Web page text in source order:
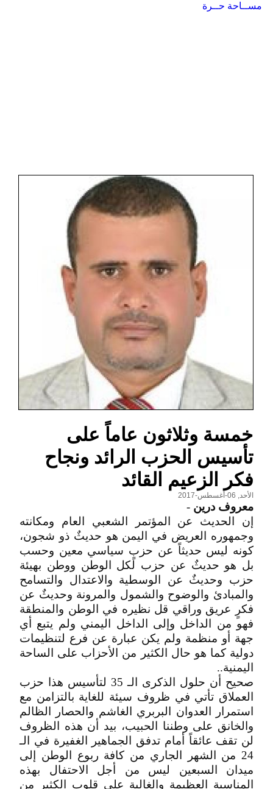
مســاحة حــرة
خمسة وثلاثون عاماً على
تأسيس الحزب الرائد ونجاح
فكر الزعيم القائد
الأحد, 06-أغسطس-2017
معروف درين -
إن الحديث عن المؤتمر الشعبي العام ومكانته
وجمهوره العريض في اليمن هو حديثٌ ذو شجون،
كونه ليس حديثاً عن حزبٍ سياسي معين وحسب
بل هو حديثٌ عن حزب لكل الوطن ووطن بهيئة
حزب وحديثٌ عن الوسطية والاعتدال والتسامح
والمبادئ والوضوح والشمول والمرونة وحديثٌ عن
فكرٍ عريق وراقي قل نظيره في الوطن والمنطقة
فهو من الداخل وإلى الداخل اليمني ولم يتبع أي
جهة أو منظمة ولم يكن عبارة عن فرع لتنظيمات
دولية كما هو حال الكثير من الأحزاب على الساحة
اليمنية..
صحيح أن حلول الذكرى الـ 35 لتأسيس هذا حزب
العملاق تأتي في ظروف سيئة للغاية بالتزامن مع
استمرار العدوان البربري الغاشم والحصار الظالم
والخانق على وطننا الحبيب، بيد أن هذه الظروف
لن تقف عائقاً أمام تدفق الجماهير الغفيرة في الـ
24 من الشهر الجاري من كافة ربوع الوطن إلى
ميدان السبعين ليس من أجل الاحتفال بهذه
المناسبة العظيمة والغالية على قلوب الكثير من